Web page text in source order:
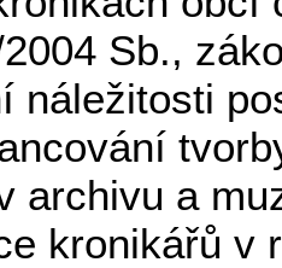
Sb.,
náležitosti
archivu a
kronikářů v